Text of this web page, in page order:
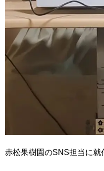
赤松果樹園のSNS担当に就